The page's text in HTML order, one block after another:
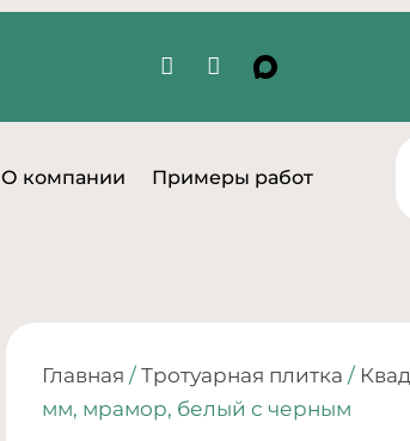
О компании Примеры работ
Главная / Тротуарная плитка /
мм, мрамор, белый с черным